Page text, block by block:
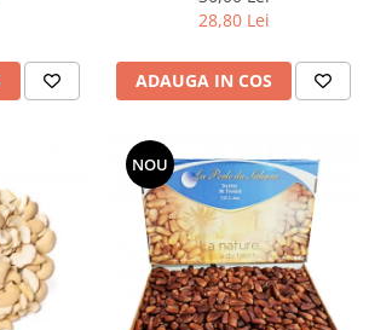
28,80 Lei
ADAUGA IN COS
NOU